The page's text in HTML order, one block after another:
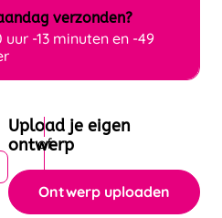
verzonden?
uur -13 minuten en -49
Upload je eigen
ontwerp
Ontwerp uploaden